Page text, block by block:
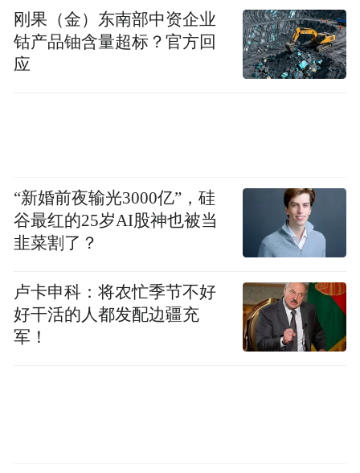
刚果（金）东南部中资企业
钴产品铀含量超标？官方回
应
“新婚前夜输光3000亿”，硅
谷最红的25岁AI股神也被当
韭菜割了？
卢卡申科：将农忙季节不好
好干活的人都发配边疆充
军！